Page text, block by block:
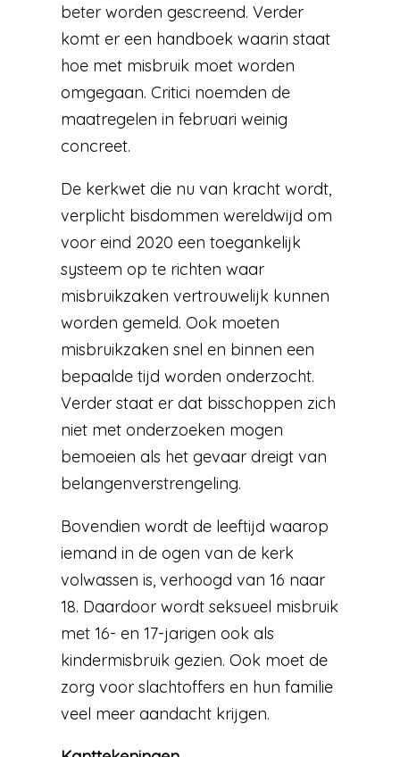
beter worden gescreend. Verder
komt er een handboek waarin staat
hoe met misbruik moet worden
omgegaan. Critici noemden de
maatregelen in februari weinig
concreet.
De kerkwet die nu van kracht wordt,
verplicht bisdommen wereldwijd om
voor eind 2020 een toegankelijk
systeem op te richten waar
misbruikzaken vertrouwelijk kunnen
worden gemeld. Ook moeten
misbruikzaken snel en binnen een
bepaalde tijd worden onderzocht.
Verder staat er dat bisschoppen zich
niet met onderzoeken mogen
bemoeien als het gevaar dreigt van
belangenverstrengeling.
Bovendien wordt de leeftijd waarop
iemand in de ogen van de kerk
volwassen is, verhoogd van 16 naar
18. Daardoor wordt seksueel misbruik
met 16- en 17-jarigen ook als
kindermisbruik gezien. Ook moet de
zorg voor slachtoffers en hun familie
veel meer aandacht krijgen.